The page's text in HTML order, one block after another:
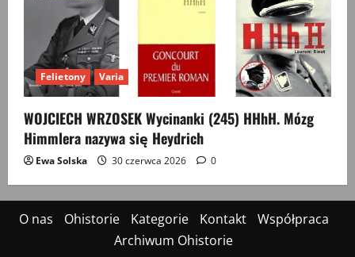
Felietony Varia
WOJCIECH WRZOSEK Wycinanki (245) HHhH. Mózg
Himmlera nazywa się Heydrich
Ewa Solska 30 czerwca 2026 0
O nas Ohistorie Kategorie Kontakt
Współpraca
Archiwum Ohistorie